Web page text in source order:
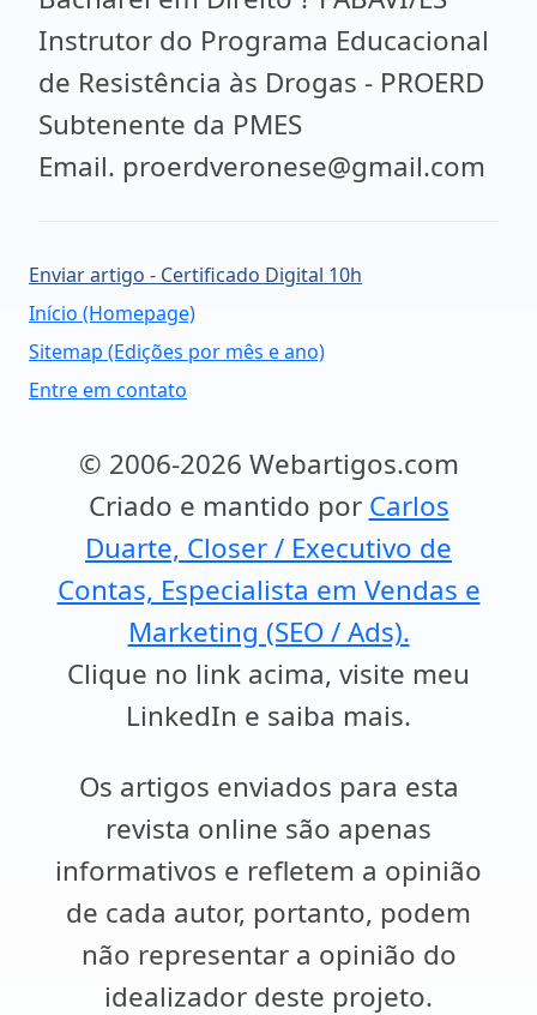
Instrutor do Programa Educacional
de Resistência às Drogas - PROERD
Subtenente da PMES
Email. proerdveronese@gmail.com
Enviar artigo - Certificado Digital 10h
Início (Homepage)
Sitemap (Edições por mês e ano)
Entre em contato
© 2006-2026 Webartigos.com
Criado e mantido por Carlos
Duarte, Closer / Executivo de
Contas, Especialista em Vendas e
Marketing (SEO / Ads).
Clique no link acima, visite meu
LinkedIn e saiba mais.
Os artigos enviados para esta
revista online são apenas
informativos e refletem a opinião
de cada autor, portanto, podem
não representar a opinião do
idealizador deste projeto.